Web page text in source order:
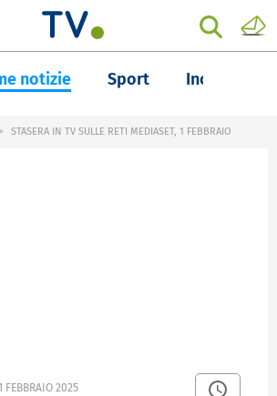
notizie Sport Inchieste
STASERA IN TV SULLE RETI MEDIASET, 1 FEBBRAIO
FEBBRAIO 2025